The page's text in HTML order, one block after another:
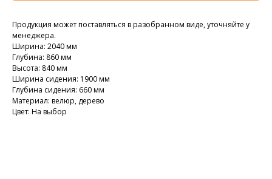
Продукция может поставляться в разобранном виде, уточняйте у
менеджера.
Ширина: 2040 мм
Глубина: 860 мм
Высота: 840 мм
Ширина сидения: 1900 мм
Глубина сидения: 660 мм
Материал: велюр, дерево
Цвет: На выбор